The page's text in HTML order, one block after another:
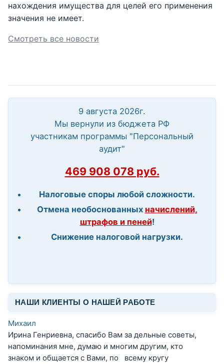
нахождения имущества для целей его применения
значения не имеет.
Смотреть все новости
9 августа 2026г.
Мы вернули из бюджета РФ
участникам программы "Персональный
аудит"
469 908 078 руб.
Налоговые споры любой сложности.
Отмена необоснованных начислений,
штрафов и пеней!
Снижение налоговой нагрузки.
НАШИ КЛИЕНТЫ О НАШЕЙ РАБОТЕ
Михаил
Ирина Генриевна, спасибо Вам за дельные советы,
напоминания мне, думаю и многим другим, кто
знаком и общается с Вами, по всему кругу